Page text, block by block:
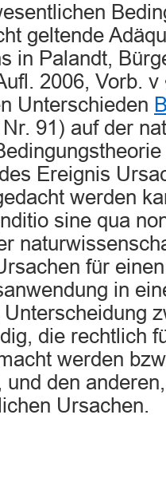
geltende
in Palandt,
2006, Vorb.
Unterschieden
91) auf der
Ereignis
werden
sine qua
für
in
die rechtlich
werden
den
Ursachen.